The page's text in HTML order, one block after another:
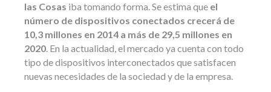
las Cosas iba tomando forma. Se estima que el
número de dispositivos conectados crecerá de
10,3 millones en 2014 a más de 29,5 millones en
2020. En la actualidad, el mercado ya cuenta con todo
tipo de dispositivos interconectados que satisfacen
nuevas necesidades de la sociedad y de la empresa.